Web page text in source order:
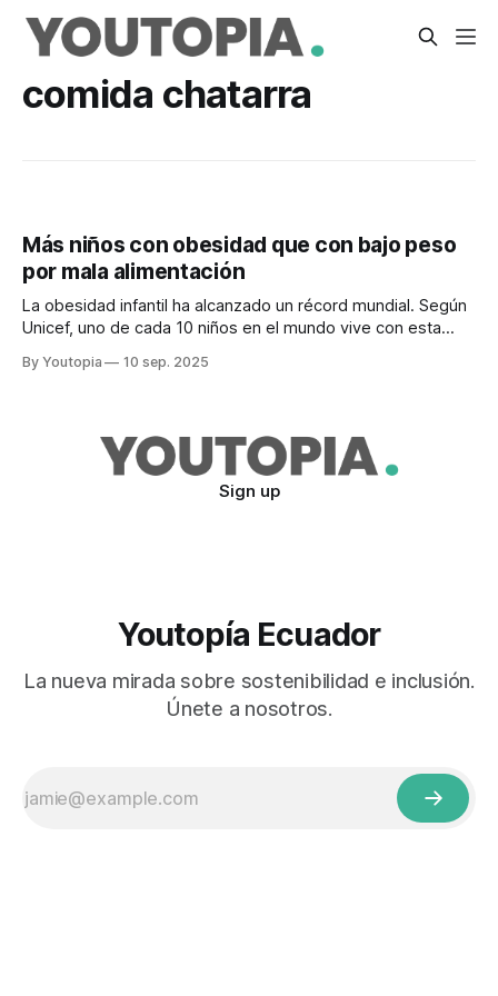
comida chatarra
Más niños con obesidad que con bajo peso
por mala alimentación
La obesidad infantil ha alcanzado un récord mundial. Según
Unicef, uno de cada 10 niños en el mundo vive con esta
By Youtopia 10 sep. 2025
Sign up
Youtopía Ecuador
La nueva mirada sobre sostenibilidad e inclusión.
Únete a nosotros.